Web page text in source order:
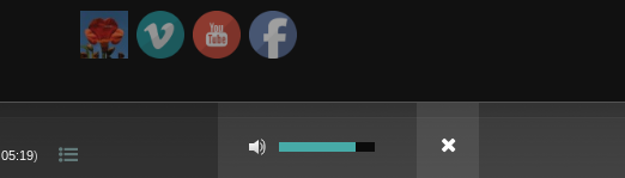
05:19)